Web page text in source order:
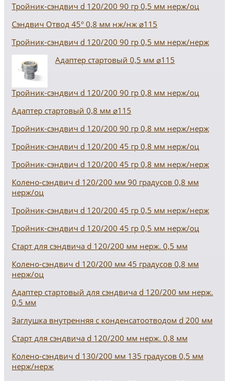
Тройник-сэндвич d 120/200 90 гр 0,5 мм нерж/оц
Сэндвич Отвод 45° 0,8 мм нж/нж ⌀115
Тройник-сэндвич d 120/200 90 гр 0,5 мм нерж/нерж
Адаптер стартовый 0,5 мм ⌀115
Тройник-сэндвич d 120/200 90 гр 0,8 мм нерж/оц
Адаптер стартовый 0,8 мм ⌀115
Тройник-сэндвич d 120/200 90 гр 0,8 мм нерж/нерж
Тройник-сэндвич d 120/200 45 гр 0,8 мм нерж/оц
Тройник-сэндвич d 120/200 45 гр 0,8 мм нерж/нерж
Колено-сэндвич d 120/200 мм 90 градусов 0,8 мм
нерж/оц
Тройник-сэндвич d 120/200 45 гр 0,5 мм нерж/нерж
Тройник-сэндвич d 120/200 45 гр 0,5 мм нерж/оц
Старт для сэндвича d 120/200 мм нерж. 0,5 мм
Колено-сэндвич d 120/200 мм 45 градусов 0,8 мм
нерж/оц
Адаптер стартовый для сэндвича d 120/200 мм нерж.
0,5 мм
Заглушка внутренняя с конденсатоотводом d 200 мм
Старт для сэндвича d 120/200 мм нерж. 0,8 мм
Колено-сэндвич d 130/200 мм 135 градусов 0,5 мм
нерж/нерж